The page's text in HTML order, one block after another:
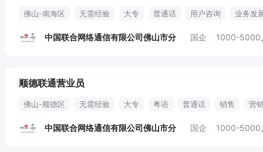
佛山-南海区 无需经验 大专 普通话 用户咨询 业务发
中国联合网络通信有限公司佛山市分 国企 1000-5000
顺德联通营业员
佛山-顺德区 无需经验 大专 粤语 普通话 销售
营
中国联合网络通信有限公司佛山市分 国企 1000-5000